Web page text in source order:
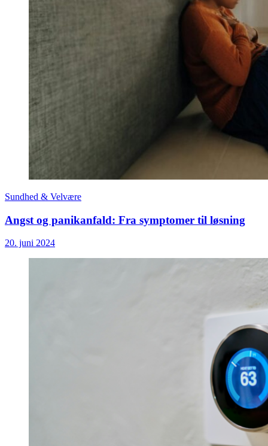
Sundhed & Velvære
Angst og panikanfald: Fra symptomer til løsning
20. juni 2024